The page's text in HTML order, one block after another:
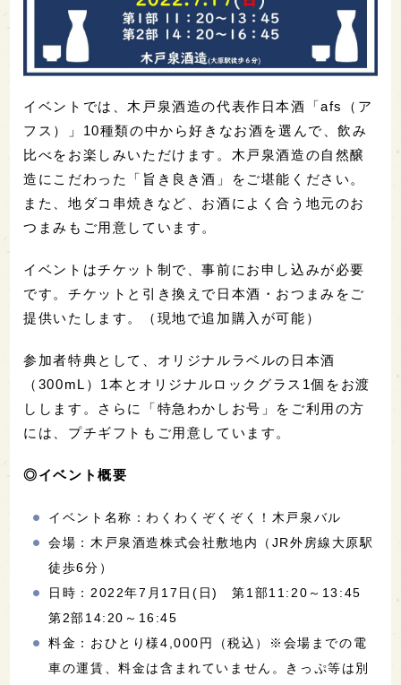
イベントでは、木戸泉酒造の代表作日本酒「afs（ア
フス）」10種類の中から好きなお酒を選んで、飲み
比べをお楽しみいただけます。木戸泉酒造の自然醸
造にこだわった「旨き良き酒」をご堪能ください。
また、地ダコ串焼きなど、お酒によく合う地元のお
つまみもご用意しています。
イベントはチケット制で、事前にお申し込みが必要
です。チケットと引き換えで日本酒・おつまみをご
提供いたします。（現地で追加購入が可能）
参加者特典として、オリジナルラベルの日本酒
（300mL）1本とオリジナルロックグラス1個をお渡
しします。さらに「特急わかしお号」をご利用の方
には、プチギフトもご用意しています。
◎イベント概要
イベント名称：わくわくぞくぞく！木戸泉バル
会場：木戸泉酒造株式会社敷地内（JR外房線大原駅
徒歩6分）
日時：2022年7月17日(日) 第1部11:20～13:45
第2部14:20～16:45
料金：おひとり様4,000円（税込）※会場までの電
車の運賃、料金は含まれていません。きっぷ等は別